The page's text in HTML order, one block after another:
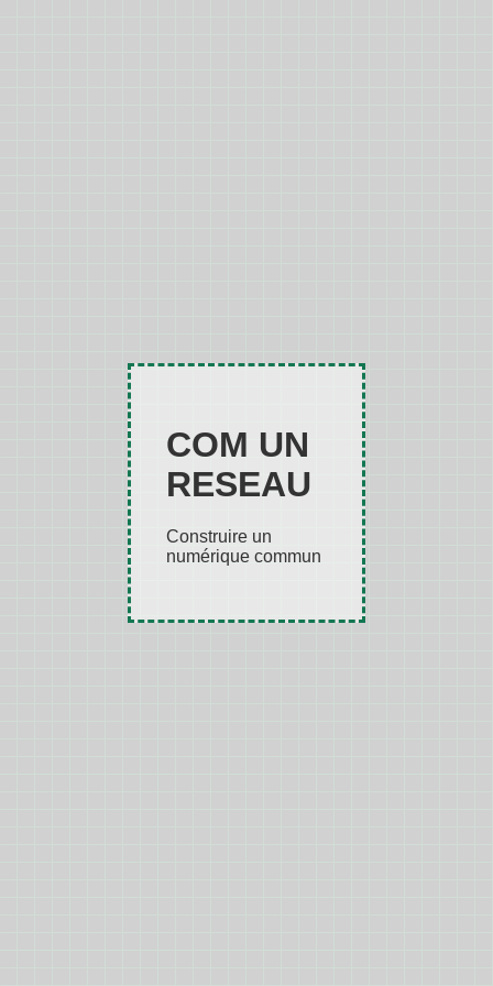
COM UN
RESEAU
Construire un
numérique commun